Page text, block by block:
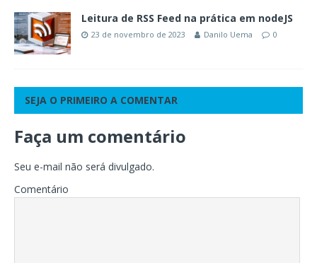
Leitura de RSS Feed na prática em nodeJS
23 de novembro de 2023 Danilo Uema 0
SEJA O PRIMEIRO A COMENTAR
Faça um comentário
Seu e-mail não será divulgado.
Comentário